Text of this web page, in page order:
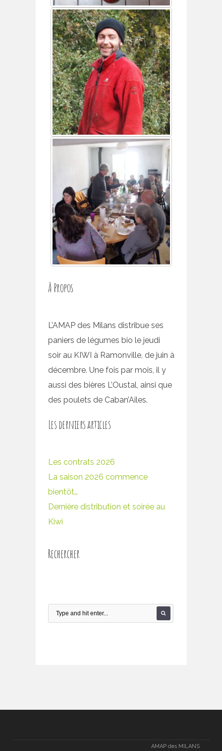
À Propos
L’AMAP des Milans distribue ses
paniers de légumes bio le jeudi
soir au KIWI à Ramonville, de juin à
décembre. Une fois par mois, il y
aussi des bières L’Oustal, ainsi que
des poulets de Caban’Ailes.
Les derniers articles
Les contrats 2026
La saison 2026 commence
bientôt…
Dernière distribution et soirée au
Kiwi
Rechercher
AMAP des MILANS